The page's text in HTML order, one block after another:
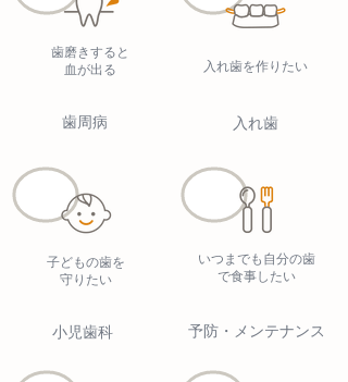
歯磨きすると
血が出る
歯周病
入れ歯を作りたい
入れ歯
子どもの歯を
守りたい
小児歯科
いつまでも自分の歯
で食事したい
予防・メンテナンス